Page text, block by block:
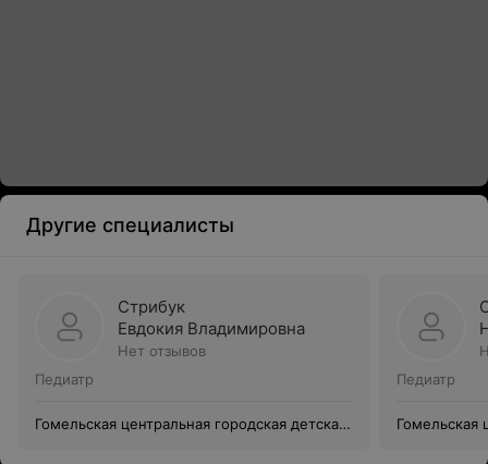
Другие специалисты
Стрибук
Евдокия Владимировна
Нет отзывов
Педиатр
Гомельская центральная городская детская
Педиатр
Гомельская